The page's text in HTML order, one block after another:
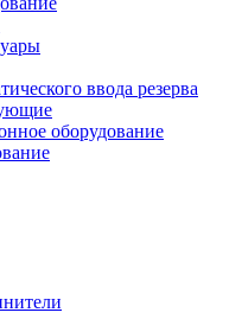
ввода резерва
оборудование